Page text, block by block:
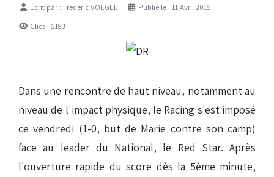
DétailsÉcrit par : Frédéric VOEGEL
Publié le : 11 Avril 2015
Clics : 5183
Dans une rencontre de haut niveau, notamment au
niveau de l'impact physique, le Racing s'est imposé
ce vendredi (1-0, but de Marie contre son camp)
face au leader du National, le Red Star. Après
l'ouverture rapide du score dès la 5ème minute,